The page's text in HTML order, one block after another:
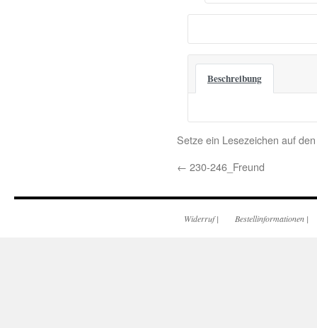
Beschreibung
Setze ein Lesezeichen auf
← 230-246_Freund
Widerruf| Bestellinformationen |